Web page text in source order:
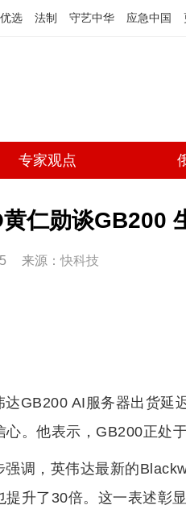
优选 法制 守艺中华 应急中国
专家观点
仁勋谈GB200
来源：快科技
达GB200 AI服务器出货延
。他表示，GB200正处
强调，英伟达最新的
提升了30倍。这一表述彰